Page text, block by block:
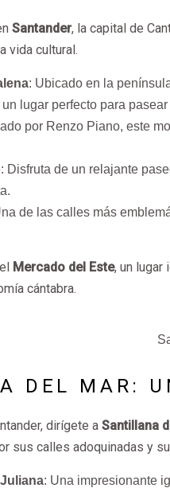
Santander, la capital de
vida cultural.
: Ubicado en la
lugar perfecto para
por Renzo Piano, este
: Disfruta de un relajante
de las calles más
Mercado del Este, un
cántabra.
DEL MAR:
dirígete a Santillana
sus calles adoquinadas y
: Una impresionante